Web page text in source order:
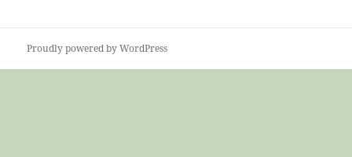
Proudly powered by WordPress